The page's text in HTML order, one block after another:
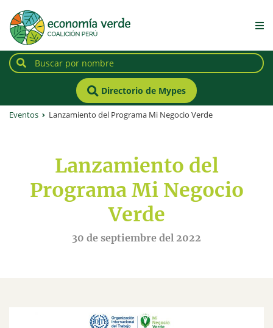
Directorio de Mypes
Eventos Lanzamiento del Programa Mi Negocio Verde
Lanzamiento del
Programa Mi Negocio
Verde
30 de septiembre del 2022